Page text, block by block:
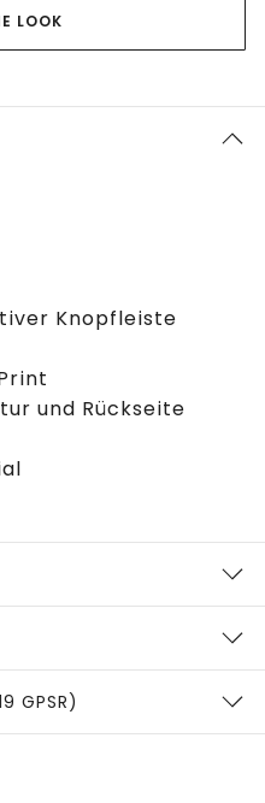
LOOK
Knopfleiste
und Rückseite
GPSR)